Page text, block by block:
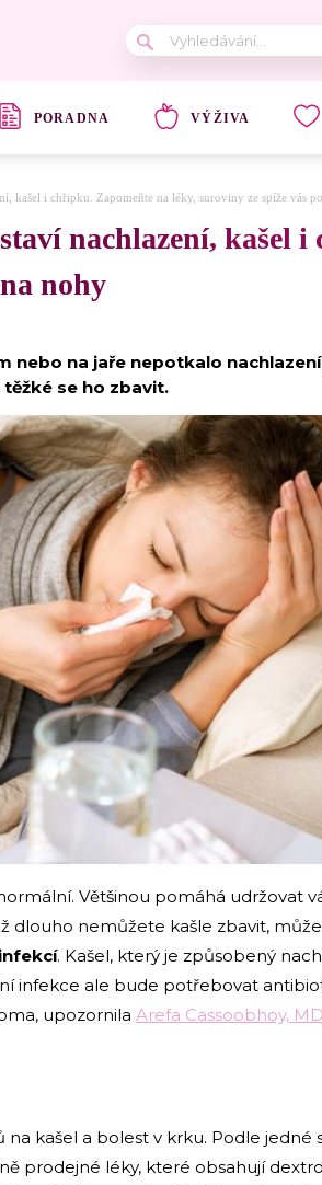
PORADNA VÝŽIVA
kašel i chřipku. Zapomeňte na léky, suroviny ze spíže vás
nachlazení, kašel
nohy
nebo na jaře nepotkalo
se ho zbavit.
Většinou pomáhá udržovat
dlouho nemůžete kašle zbavit,
. Kašel, který je způsobený
infekce ale bude potřebovat
upozornila Arefa Cassoobhoy,
na kašel a bolest v krku. Podle jedné
prodejné léky, které obsahují